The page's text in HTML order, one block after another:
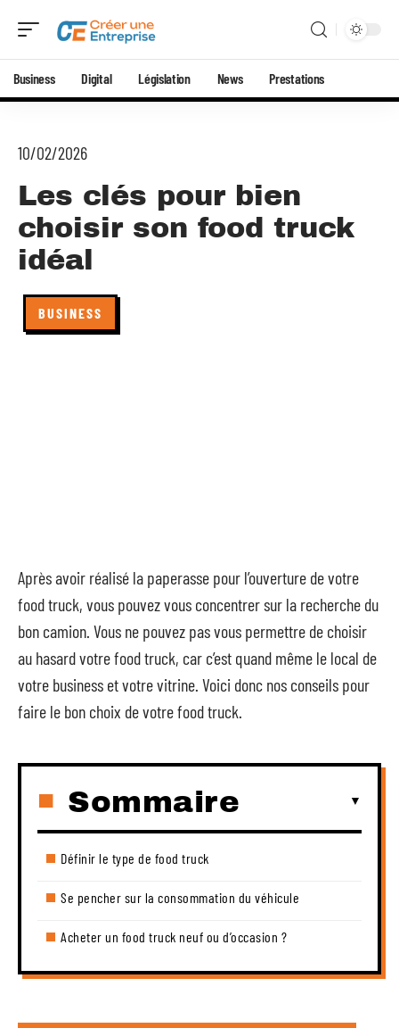
Business Digital Législation News Prestations
10/02/2026
Les clés pour bien
choisir son food truck
idéal
BUSINESS
Après avoir réalisé la paperasse pour l’ouverture de votre
food truck, vous pouvez vous concentrer sur la recherche du
bon camion. Vous ne pouvez pas vous permettre de choisir
au hasard votre food truck, car c’est quand même le local de
votre business et votre vitrine. Voici donc nos conseils pour
faire le bon choix de votre food truck.
Sommaire
Définir le type de food truck
Se pencher sur la consommation du véhicule
Acheter un food truck neuf ou d’occasion ?